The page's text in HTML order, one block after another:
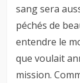
sang sera
péchés de
entendre le
que voulait
mission.